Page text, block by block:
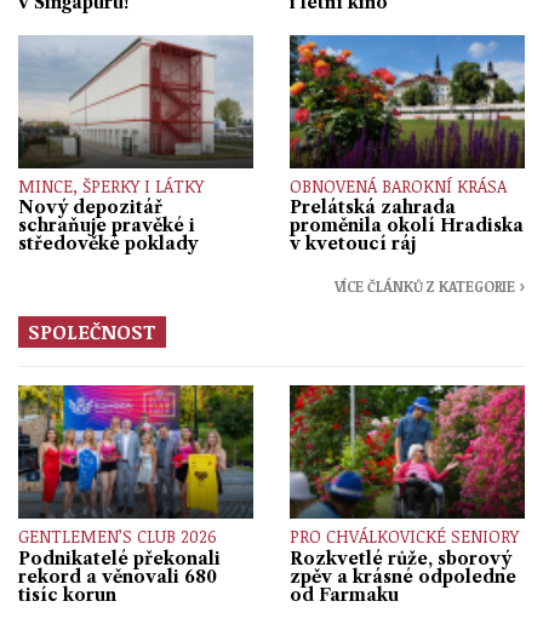
MINCE, ŠPERKY I LÁTKY
Nový depozitář
schraňuje pravěké i
středověké poklady
OBNOVENÁ BAROKNÍ KRÁSA
Prelátská zahrada
proměnila okolí Hradiska
v kvetoucí ráj
VÍCE ČLÁNKŮ Z KATEGORIE ›
SPOLEČNOST
GENTLEMEN’S CLUB 2026
Podnikatelé překonali
rekord a věnovali 680
tisíc korun
PRO CHVÁLKOVICKÉ SENIORY
Rozkvetlé růže, sborový
zpěv a krásné odpoledne
od Farmaku